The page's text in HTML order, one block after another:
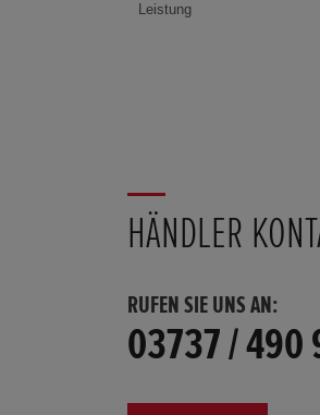
Leistung
HÄNDLER
RUFEN SIE UNS AN:
03737 / 490